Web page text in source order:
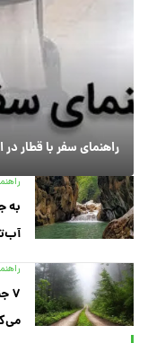
راهنمای سفر با قطار
به